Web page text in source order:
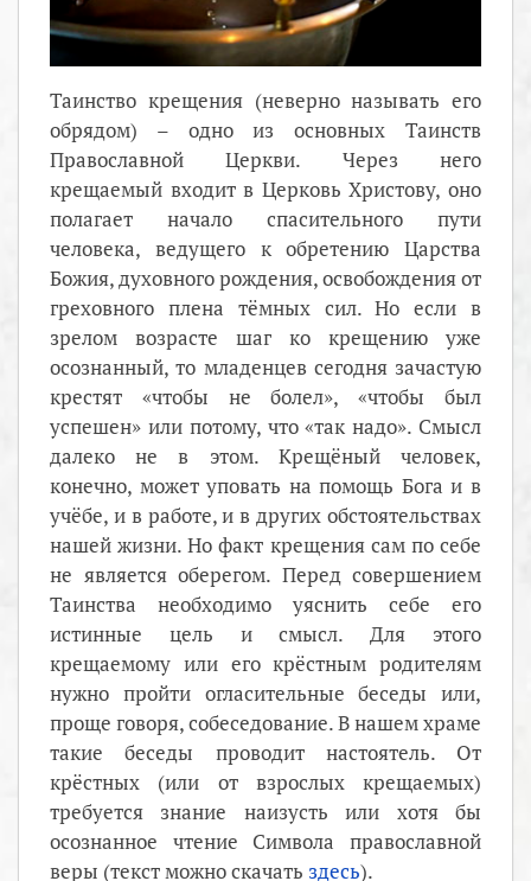
Таинство крещения (неверно называть его
обрядом) – одно из основных Таинств
Православной Церкви. Через него
крещаемый входит в Церковь Христову, оно
полагает начало спасительного пути
человека, ведущего к обретению Царства
Божия, духовного рождения, освобождения от
греховного плена тёмных сил. Но если в
зрелом возрасте шаг ко крещению уже
осознанный, то младенцев сегодня зачастую
крестят «чтобы не болел», «чтобы был
успешен» или потому, что «так надо». Смысл
далеко не в этом. Крещёный человек,
конечно, может уповать на помощь Бога и в
учёбе, и в работе, и в других обстоятельствах
нашей жизни. Но факт крещения сам по себе
не является оберегом. Перед совершением
Таинства необходимо уяснить себе его
истинные цель и смысл. Для этого
крещаемому или его крёстным родителям
нужно пройти огласительные беседы или,
проще говоря, собеседование. В нашем храме
такие беседы проводит настоятель. От
крёстных (или от взрослых крещаемых)
требуется знание наизусть или хотя бы
осознанное чтение Символа православной
веры (текст можно скачать здесь).